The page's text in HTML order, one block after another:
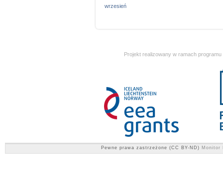
wrzesień
Projekt realizowany w ramach
Pewne prawa zastrzeżone (CC BY-ND) Monitor